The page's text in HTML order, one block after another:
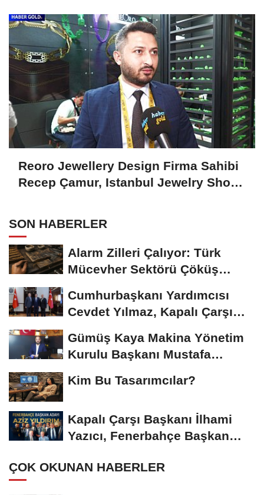
Reoro Jewellery Design Firma Sahibi
Recep Çamur, Istanbul Jewelry Show
SON HABERLER
Alarm Zilleri Çalıyor: Türk
Mücevher Sektörü Çöküş
Cumhurbaşkanı Yardımcısı
Cevdet Yılmaz, Kapalı Çarşı
Gümüş Kaya Makina Yönetim
Kurulu Başkanı Mustafa
Kim Bu Tasarımcılar?
Kapalı Çarşı Başkanı İlhami
Yazıcı, Fenerbahçe Başkan
ÇOK OKUNAN HABERLER